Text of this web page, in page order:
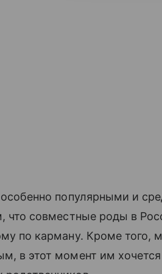
особенно популярными и
что совместные роды в
по карману. Кроме того,
в этот момент им хочется